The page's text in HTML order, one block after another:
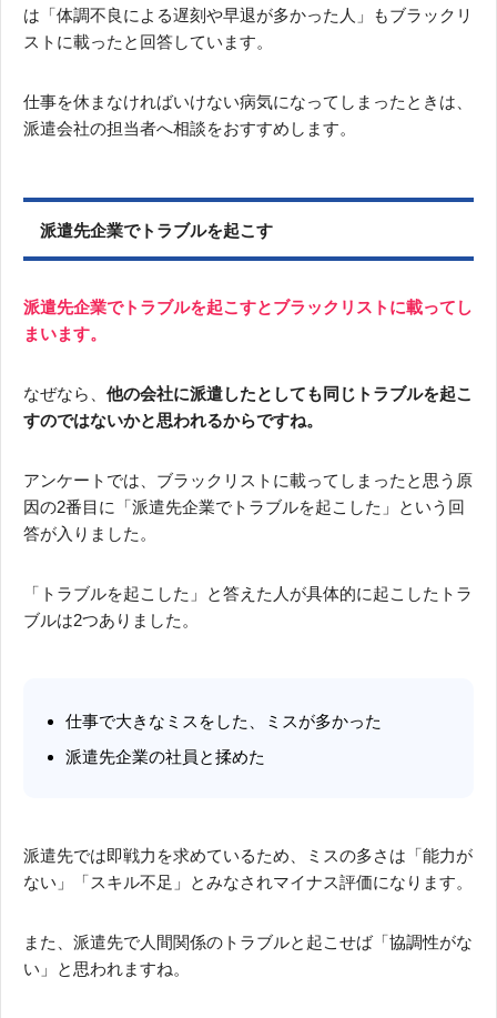
は「体調不良による遅刻や早退が多かった人」もブラックリ
ストに載ったと回答しています。
仕事を休まなければいけない病気になってしまったときは、
派遣会社の担当者へ相談をおすすめします。
派遣先企業でトラブルを起こす
派遣先企業でトラブルを起こすとブラックリストに載ってし
まいます。
なぜなら、 他の会社に派遣したとしても同じトラブルを起こ
すのではないかと思われるからですね。
アンケートでは、ブラックリストに載ってしまったと思う原
因の2番目に「派遣先企業でトラブルを起こした」という回
答が入りました。
「トラブルを起こした」と答えた人が具体的に起こしたトラ
ブルは2つありました。
仕事で大きなミスをした、ミスが多かった
派遣先企業の社員と揉めた
派遣先では即戦力を求めているため、ミスの多さは「能力が
ない」「スキル不足」とみなされマイナス評価になります。
また、派遣先で人間関係のトラブルと起こせば「協調性がな
い」と思われますね。